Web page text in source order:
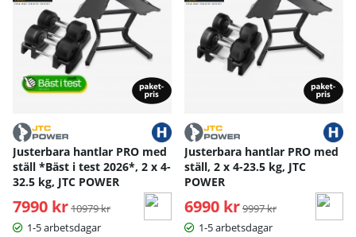
Justerbara hantlar PRO med
ställ *Bäst i test 2026*, 2 x 4-
32.5 kg, JTC POWER
7990 kr Ordinarie pris:
10979 kr
1-5 arbetsdagar
Justerbara hantlar PRO med
ställ, 2 x 4-23.5 kg, JTC
POWER
6990 kr Ordinarie pris:
9997 kr
1-5 arbetsdagar